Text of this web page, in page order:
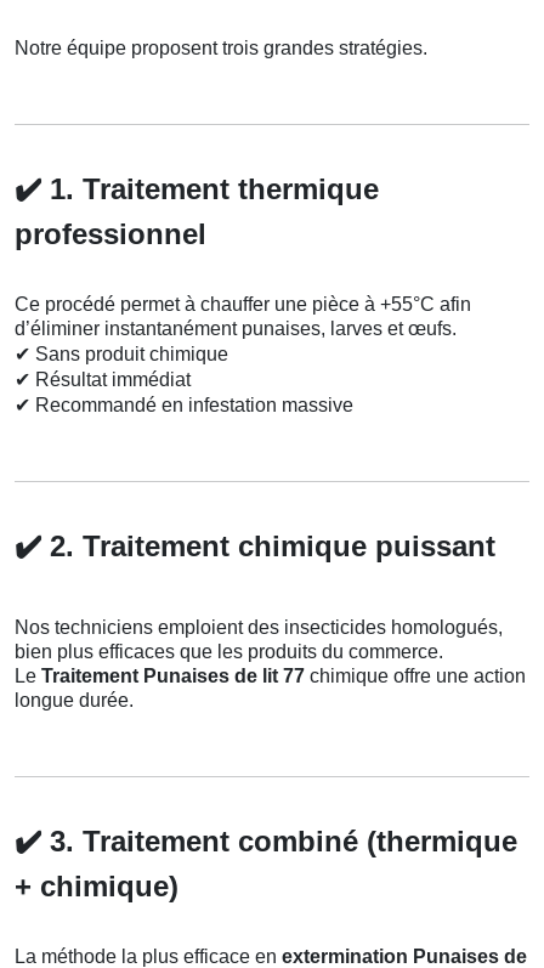
Notre équipe proposent trois grandes stratégies.
✔️ 1. Traitement thermique
professionnel
Ce procédé permet à chauffer une pièce à +55°C afin
d’éliminer instantanément punaises, larves et œufs.
✔ Sans produit chimique
✔ Résultat immédiat
✔ Recommandé en infestation massive
✔️ 2. Traitement chimique puissant
Nos techniciens emploient des insecticides homologués,
bien plus efficaces que les produits du commerce.
Le Traitement Punaises de lit 77 chimique offre une action
longue durée.
✔️ 3. Traitement combiné (thermique
+ chimique)
La méthode la plus efficace en extermination Punaises de